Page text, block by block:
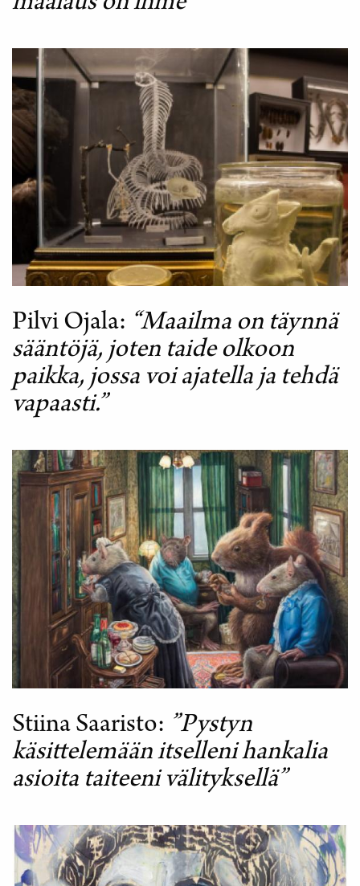
Pilvi Ojala “Maailma on täynnä
sääntöjä, joten taide olkoon
paikka, jossa voi ajatella ja tehdä
vapaasti.”
Stiina Saaristo
”Pystyn
käsittelemään itselleni hankalia
asioita taiteeni välityksellä”